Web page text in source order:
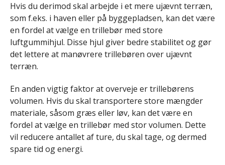
Hvis du derimod skal arbejde i et mere ujævnt terræn,
som f.eks. i haven eller på byggepladsen, kan det være
en fordel at vælge en trillebør med store
luftgummihjul. Disse hjul giver bedre stabilitet og gør
det lettere at manøvrere trillebøren over ujævnt
terræn.
En anden vigtig faktor at overveje er trillebørens
volumen. Hvis du skal transportere store mængder
materiale, såsom græs eller løv, kan det være en
fordel at vælge en trillebør med stor volumen. Dette
vil reducere antallet af ture, du skal tage, og dermed
spare tid og energi.